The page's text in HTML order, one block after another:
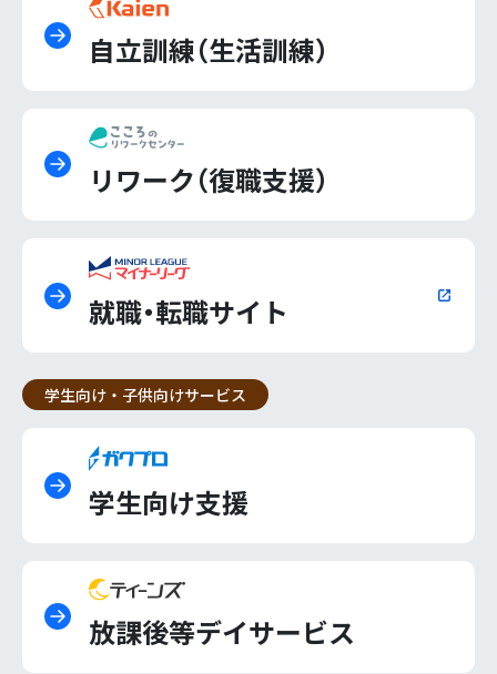
自立訓練（生活訓練）
リワーク（復職支援）
就職・転職サイト
学生向け・子供向けサービス
学生向け支援
放課後等デイサービス